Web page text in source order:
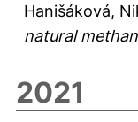
Hanišáková,
natural
2021